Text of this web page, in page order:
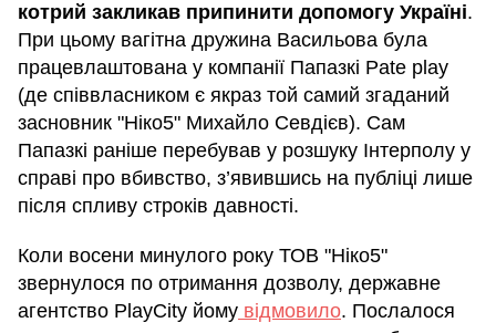
котрий закликав припинити допомогу Україні.
При цьому вагітна дружина Васильова була
працевлаштована у компанії Папазкі Pate play
(де співвласником є якраз той самий згаданий
засновник "Ніко5" Михайло Севдієв). Сам
Папазкі раніше перебував у розшуку Інтерполу у
справі про вбивство, з’явившись на публіці лише
після спливу строків давності.
Коли восени минулого року ТОВ "Ніко5"
звернулося по отримання дозволу, державне
агентство PlayCity йому відмовило. Послалося